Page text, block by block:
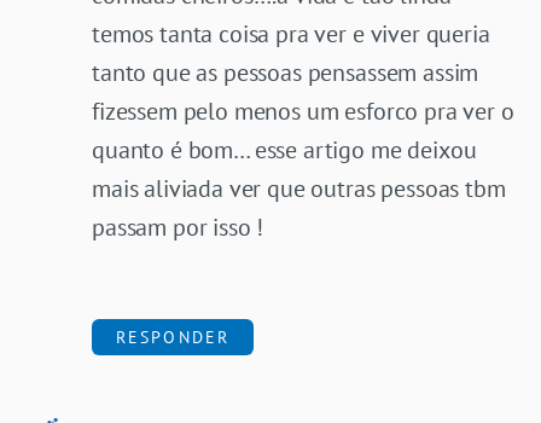
temos tanta coisa pra ver e viver queria
tanto que as pessoas pensassem assim
fizessem pelo menos um esforco pra ver o
quanto é bom… esse artigo me deixou
mais aliviada ver que outras pessoas tbm
passam por isso !
RESPONDER